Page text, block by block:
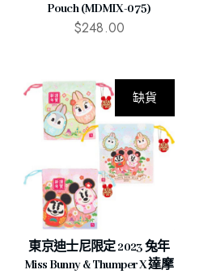
Pouch (MDMIX-075)
$248.00
缺貨
東京迪士尼限定 2023 兔年
Miss Bunny & Thumper X 達摩